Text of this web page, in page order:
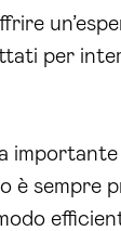
per
importante
è sempre